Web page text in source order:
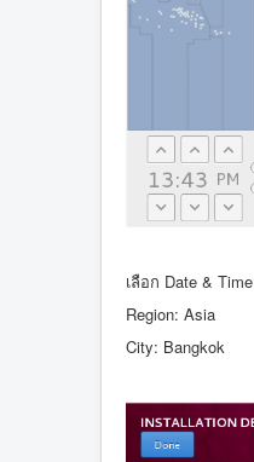
เลือก Date & Time
Region: Asia
City: Bangkok